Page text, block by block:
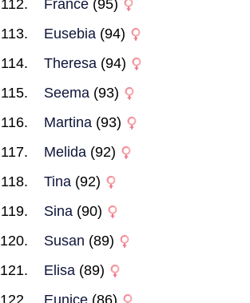
France (95)
Eusebia (94)
Theresa (94)
Seema (93)
Martina (93)
Melida (92)
Tina (92)
Sina (90)
Susan (89)
Elisa (89)
Eunice (86)